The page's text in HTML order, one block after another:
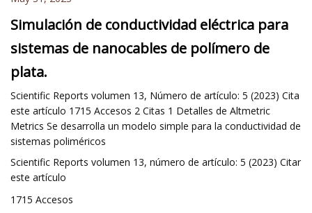
Simulación de conductividad eléctrica para
sistemas de nanocables de polímero de
plata.
Scientific Reports volumen 13, Número de artículo: 5 (2023) Cita
este artículo 1715 Accesos 2 Citas 1 Detalles de Altmetric
Metrics Se desarrolla un modelo simple para la conductividad de
sistemas poliméricos
Scientific Reports volumen 13, número de artículo: 5 (2023) Citar
este artículo
1715 Accesos